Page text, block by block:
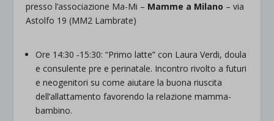
presso l’associazione Ma-Mi – Mamme a Milano – via
Astolfo 19 (MM2 Lambrate)
Ore 14:30 ‐15:30: “Primo latte” con Laura Verdi, doula
e consulente pre e perinatale. Incontro rivolto a futuri
e neogenitori su come aiutare la buona riuscita
dell’allattamento favorendo la relazione mamma-
bambino.